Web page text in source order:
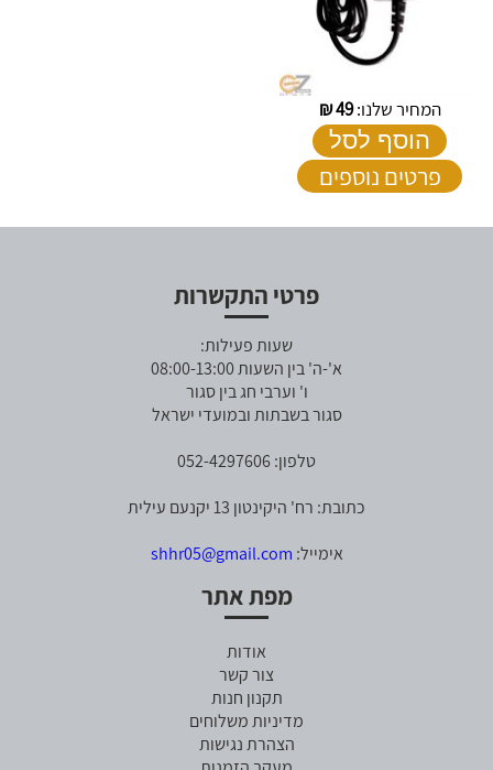
המחיר שלנו:49
₪
הוסף לסל
פרטים נוספים
פרטי התקשרות
שעות פעילות:
א'-ה' בין השעות 08:00-13:00
ו' וערבי חג בין סגור
סגור בשבתות ובמועדי ישראל
טלפון: 052-4297606
כתובת: רח' היקינטון 13 יקנעם עילית
אימייל: shhr05@gmail.com
מפת אתר
אודות
צור קשר
תקנון חנות
מדיניות משלוחים
הצהרת נגישות